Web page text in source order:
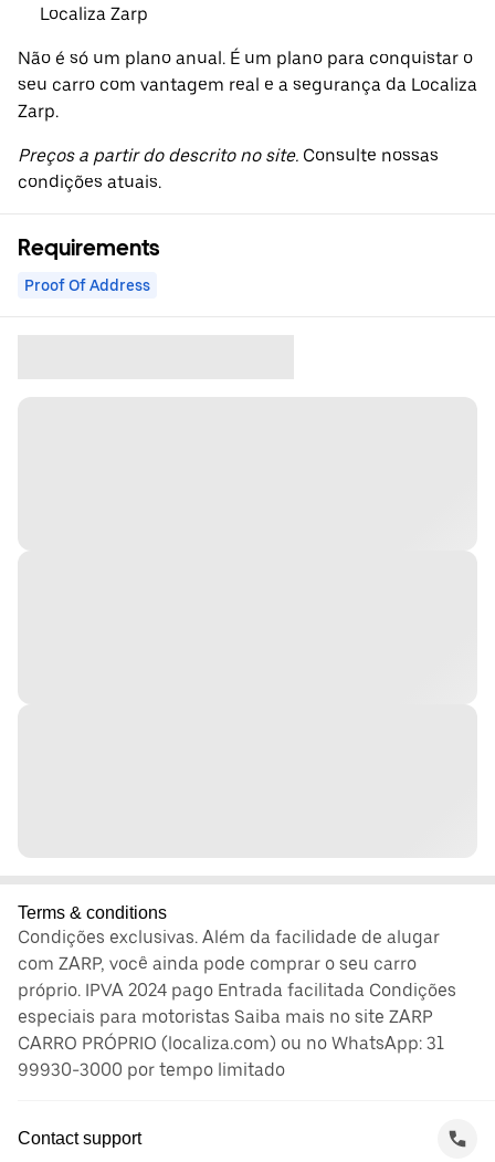
Localiza Zarp
Não é só um plano anual. É um plano para conquistar o
seu carro com vantagem real e a segurança da Localiza
Zarp.
Preços a partir do descrito no site. Consulte nossas
condições atuais.
Requirements
Proof Of Address
Terms & conditions
Condições exclusivas. Além da facilidade de alugar
com ZARP, você ainda pode comprar o seu carro
próprio. IPVA 2024 pago Entrada facilitada Condições
especiais para motoristas Saiba mais no site ZARP
CARRO PRÓPRIO (localiza.com) ou no WhatsApp: 31
99930-3000 por tempo limitado
Contact support